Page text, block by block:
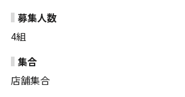
募集人数
4組
集合
店舗集合